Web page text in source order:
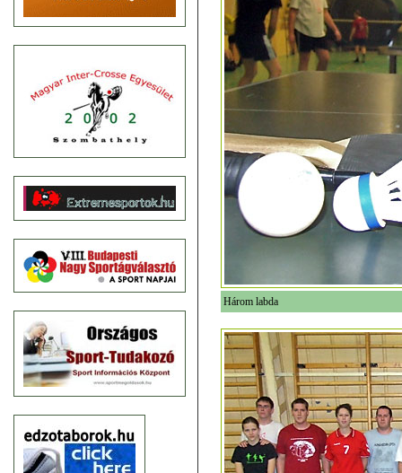
Három labda